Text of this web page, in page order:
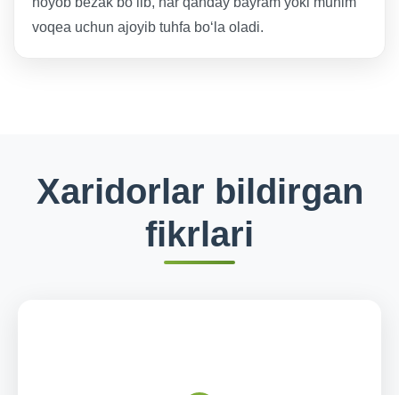
voqea uchun ajoyib tuhfa boʻla oladi.
Xaridorlar bildirgan
fikrlari